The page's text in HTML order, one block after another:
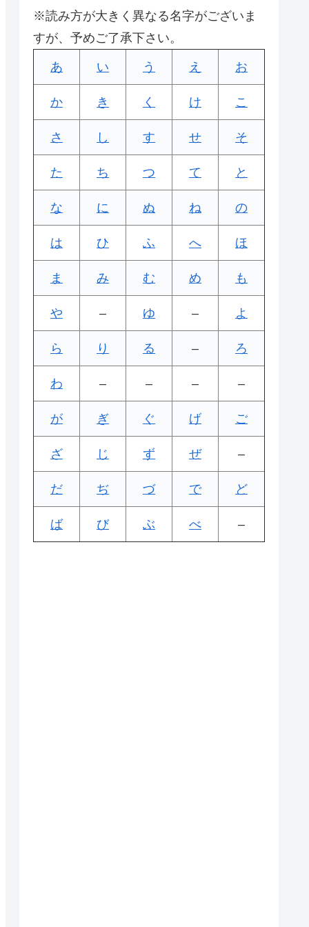
※読み方が大きく異なる名字がございま
すが、予めご了承下さい。
あ い う え お
か き く け こ
さ し す せ そ
た ち つ て と
な に ぬ ね の
は ひ ふ へ ほ
ま み む め も
や – ゆ – よ
ら り る – ろ
わ – – – –
が ぎ ぐ げ ご
ざ じ ず ぜ –
だ ぢ づ で ど
ば び ぶ べ –